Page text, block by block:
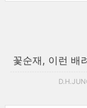
꽃순재, 이런 배